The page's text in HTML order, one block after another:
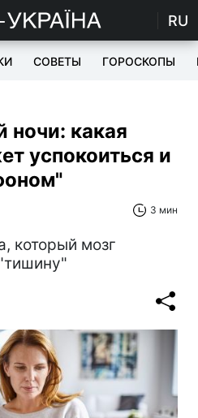
RU
СОВЕТЫ ГОРОСКОПЫ
ночи: какая
успокоиться и
3 мин
который мозг